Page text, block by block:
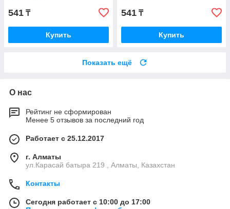
541 ₸
Купить
541 ₸
Купить
Показать ещё
О нас
Рейтинг не сформирован
Менее 5 отзывов за последний год
Работает с 25.12.2017
г. Алматы
ул.Карасай батыра 219 , Алматы, Казахстан
Контакты
Сегодня работает с 10:00 до 17:00